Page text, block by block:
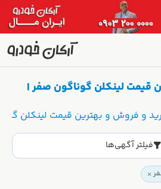
قیمت لینکلن گوناگون صفر |
و فروش و بهترین قیمت لینکلن
فیلتر آگهی‌ها